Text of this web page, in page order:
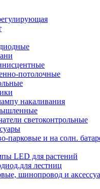
потолочные
накаливания
светоконтрольные
парковые и на солн.
LED для растений
лестниц
шинопровод и